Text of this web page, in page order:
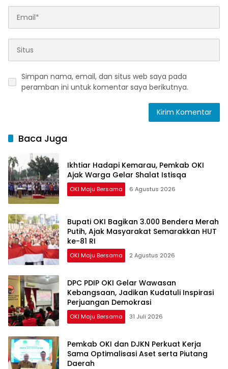
Simpan nama, email, dan situs web saya pada
peramban ini untuk komentar saya berikutnya.
Baca Juga
Ikhtiar Hadapi Kemarau, Pemkab OKI
Ajak Warga Gelar Shalat Istisqa
OKI Maju Bersama 6 Agustus 2026
Bupati OKI Bagikan 3.000 Bendera Merah
Putih, Ajak Masyarakat Semarakkan HUT
ke-81 RI
OKI Maju Bersama 2 Agustus 2026
DPC PDIP OKI Gelar Wawasan
Kebangsaan, Jadikan Kudatuli Inspirasi
Perjuangan Demokrasi
OKI Maju Bersama 31 Juli 2026
Pemkab OKI dan DJKN Perkuat Kerja
Sama Optimalisasi Aset serta Piutang
Daerah